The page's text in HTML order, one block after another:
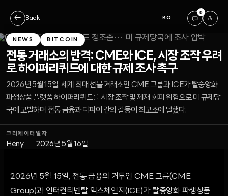
← Back KO
0
NEWS BITCOIN
전통 거래소의 반격: CME와 ICE, 시장 조작 우려
로 하이퍼리퀴드에 대한 규제 조사 촉구
2026년 5월 15일, 세계 최대 선물 거래소인 CME 그룹과 ICE가 탈중앙화
파생상품 플랫폼 하이퍼리퀴드를 시장 조작 및 제재 회피 위험으로 미 규제당
국에 고발하며 전통 금융과 디파이 간의 갈등이 최고조에 달했다.
크리에이터
Heny
일자
2026년 5월 16일
2026년 5월 15일, 전통 금융의 거두인 CME 그룹(CME
Group)과 인터컨티넨탈 익스체인지(ICE)가 탈중앙화 파생상품